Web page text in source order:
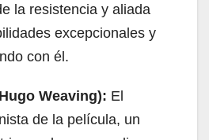
la resistencia y aliada
excepcionales y
con él.
Weaving): El
de la película, un